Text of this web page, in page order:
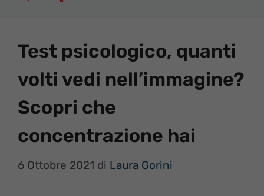
Test psicologico, quanti
volti vedi nell’immagine?
Scopri che
concentrazione hai
6 Ottobre 2021 di Laura Gorini